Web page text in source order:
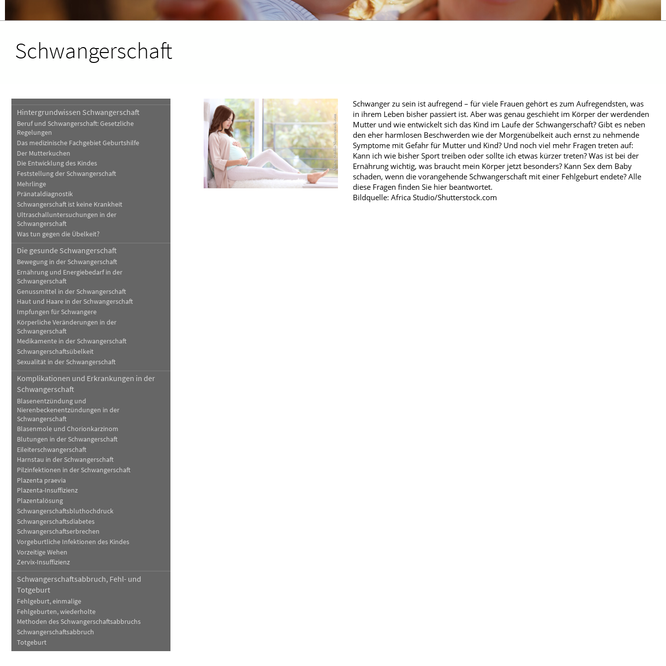
Schmerz- und Schlafmedizin
Schwangerschaft
Hintergrundwissen Schwangerschaft
Beruf und Schwangerschaft: Gesetzliche
Regelungen
Das medizinische Fachgebiet Geburtshilfe
Der Mutterkuchen
Die Entwicklung des Kindes
Feststellung der Schwangerschaft
Mehrlinge
Pränataldiagnostik
Schwangerschaft ist keine Krankheit
Ultraschalluntersuchungen in der
Schwangerschaft
Was tun gegen die Übelkeit?
Die gesunde Schwangerschaft
Bewegung in der Schwangerschaft
Ernährung und Energiebedarf in der
Schwangerschaft
Genussmittel in der Schwangerschaft
Haut und Haare in der Schwangerschaft
Impfungen für Schwangere
Körperliche Veränderungen in der
Schwangerschaft
Medikamente in der Schwangerschaft
Schwangerschaftsübelkeit
Sexualität in der Schwangerschaft
Komplikationen und Erkrankungen in der
Schwangerschaft
Blasenentzündung und
Nierenbeckenentzündungen in der
Schwangerschaft
Blasenmole und Chorionkarzinom
Blutungen in der Schwangerschaft
Eileiterschwangerschaft
Harnstau in der Schwangerschaft
Pilzinfektionen in der Schwangerschaft
Plazenta praevia
Plazenta-Insuffizienz
Plazentalösung
Schwangerschaftsbluthochdruck
Schwangerschaftsdiabetes
Schwangerschaftserbrechen
Vorgeburtliche Infektionen des Kindes
Vorzeitige Wehen
Zervix-Insuffizienz
Schwangerschaftsabbruch, Fehl- und
Totgeburt
Fehlgeburt, einmalige
Fehlgeburten, wiederholte
Methoden des Schwangerschaftsabbruchs
Schwangerschaftsabbruch
Totgeburt
Schwanger zu sein ist aufregend – für viele Frauen gehört es zum Aufregendsten, was
in ihrem Leben bisher passiert ist. Aber was genau geschieht im Körper der werdenden
Mutter und wie entwickelt sich das Kind im Laufe der Schwangerschaft? Gibt es neben
den eher harmlosen Beschwerden wie der Morgenübelkeit auch ernst zu nehmende
Symptome mit Gefahr für Mutter und Kind? Und noch viel mehr Fragen treten auf:
Kann ich wie bisher Sport treiben oder sollte ich etwas kürzer treten? Was ist bei der
Ernährung wichtig, was braucht mein Körper jetzt besonders? Kann Sex dem Baby
schaden, wenn die vorangehende Schwangerschaft mit einer Fehlgeburt endete? Alle
diese Fragen finden Sie hier beantwortet.
Bildquelle: Africa Studio/Shutterstock.com